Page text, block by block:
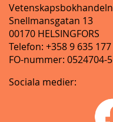
Vetenskapsbokhandeln
Snellmansgatan 13
00170 HELSINGFORS
Telefon: +358 9 635 177
FO-nummer: 0524704-5
Sociala medier: